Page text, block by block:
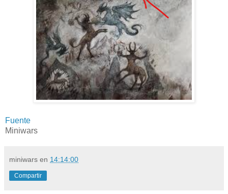
Fuente
Miniwars
miniwars en 14:14:00
Compartir